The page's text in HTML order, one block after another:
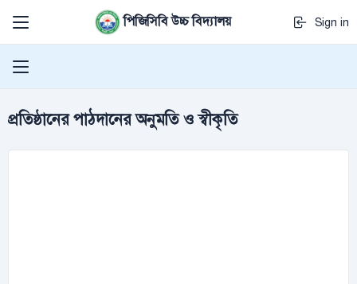
পিজিসিবি উচ্চ বিদ্যালয় Sign in
প্রতিষ্ঠানের পাঠদানের অনুমতি ও স্বীকৃতি